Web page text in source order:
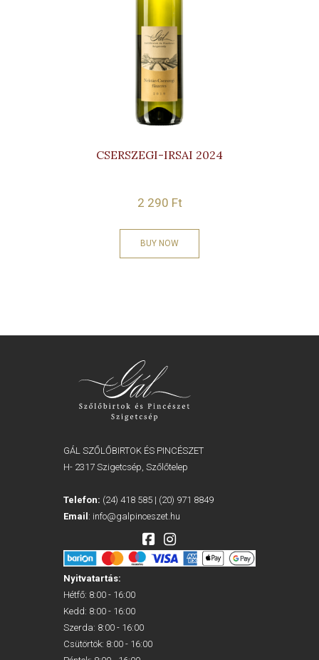
CSERSZEGI-IRSAI 2024
2 290 Ft
BUY NOW
GÁL SZŐLŐBIRTOK ÉS PINCÉSZET
H- 2317 Szigetcsép, Szőlőtelep
Telefon: (24) 418 585 | (20) 971 8849
Email : info@galpinceszet.hu
Nyitvatartás:
Hétfő: 8:00 - 16:00
Kedd: 8:00 - 16:00
Szerda: 8:00 - 16:00
Csütörtök: 8:00 - 16:00